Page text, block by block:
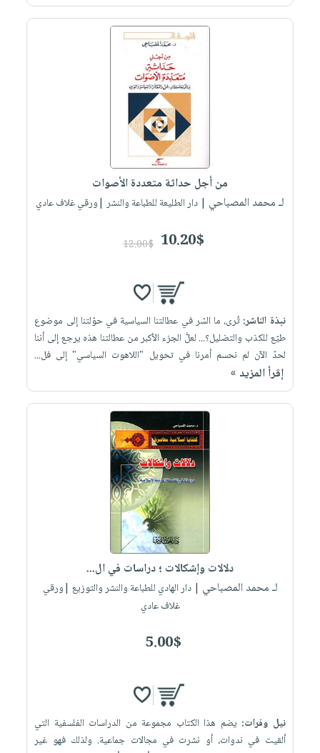
من أجل حداثة متعددة الأصوات
لـ محمد المصباحي | دار الطليعة للطباعة والنشر |ورقي غلاف عادي
10.20$
12.00$
نبذة الناشر: تُرى، ما السّر في عطالتنا السياسية في حوّلتنا إلى موضوع
طيّع للكذب والتضليل؟... لعلَّ الجزء الأكبر من عطالتنا هذه يرجع إلى أننا
لحدّ الآن لم نحسم أمرنا في تحويل "اللاهوت السياسي" إلى فل...
إقرأ المزيد »
دلالات وإشكالات ؛ دراسات في ال...
لـ محمد المصباحي | دار الهادي للطباعة والنشر والتوزيع |ورقي
غلاف عادي
5.00$
نيل وفرات: يضم هذا الكتاب مجموعة من الدراسات الفلسفية التي
ألقيت في ندوات، أو نشرت في مجالات جماعية. ولذلك فهو غير